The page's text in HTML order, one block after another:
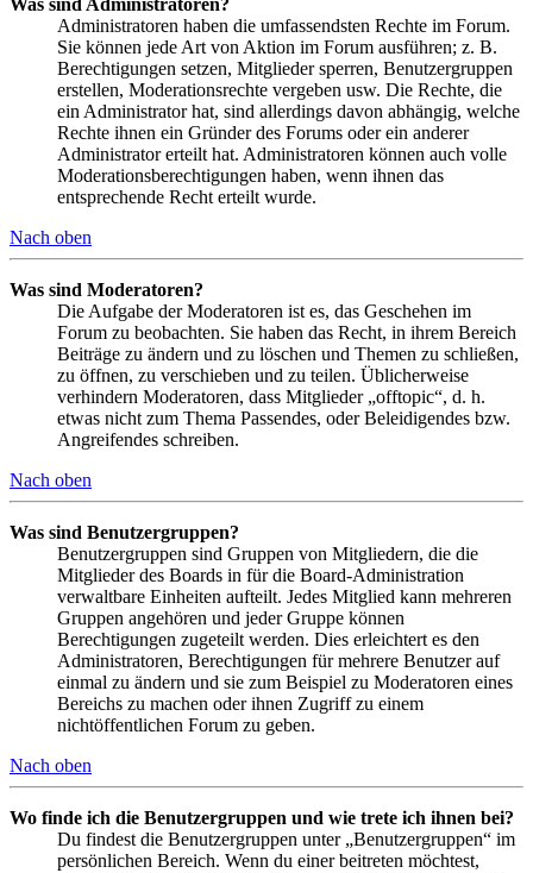
Administratoren haben die umfassendsten Rechte im Forum.
Sie können jede Art von Aktion im Forum ausführen; z. B.
Berechtigungen setzen, Mitglieder sperren, Benutzergruppen
erstellen, Moderationsrechte vergeben usw. Die Rechte, die
ein Administrator hat, sind allerdings davon abhängig, welche
Rechte ihnen ein Gründer des Forums oder ein anderer
Administrator erteilt hat. Administratoren können auch volle
Moderationsberechtigungen haben, wenn ihnen das
entsprechende Recht erteilt wurde.
Nach oben
Was sind Moderatoren?
Die Aufgabe der Moderatoren ist es, das Geschehen im
Forum zu beobachten. Sie haben das Recht, in ihrem Bereich
Beiträge zu ändern und zu löschen und Themen zu schließen,
zu öffnen, zu verschieben und zu teilen. Üblicherweise
verhindern Moderatoren, dass Mitglieder „offtopic“, d. h.
etwas nicht zum Thema Passendes, oder Beleidigendes bzw.
Angreifendes schreiben.
Nach oben
Was sind Benutzergruppen?
Benutzergruppen sind Gruppen von Mitgliedern, die die
Mitglieder des Boards in für die Board-Administration
verwaltbare Einheiten aufteilt. Jedes Mitglied kann mehreren
Gruppen angehören und jeder Gruppe können
Berechtigungen zugeteilt werden. Dies erleichtert es den
Administratoren, Berechtigungen für mehrere Benutzer auf
einmal zu ändern und sie zum Beispiel zu Moderatoren eines
Bereichs zu machen oder ihnen Zugriff zu einem
nichtöffentlichen Forum zu geben.
Nach oben
Wo finde ich die Benutzergruppen und wie trete ich ihnen bei?
Du findest die Benutzergruppen unter „Benutzergruppen“ im
persönlichen Bereich. Wenn du einer beitreten möchtest,